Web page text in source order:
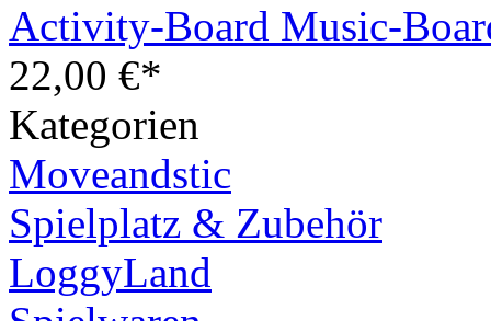
Activity-Board Music-
22,00 €*
Kategorien
Moveandstic
Spielplatz & Zubehör
LoggyLand